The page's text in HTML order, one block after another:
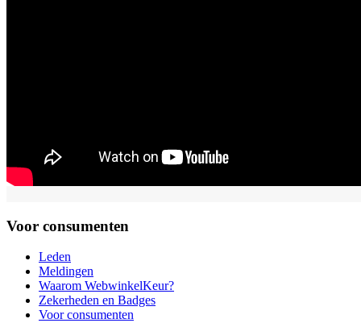
Voor consumenten
Leden
Meldingen
Waarom WebwinkelKeur?
Zekerheden en Badges
Voor consumenten